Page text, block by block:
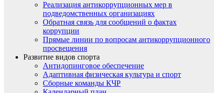
Реализация антикоррупционных мер в
подведомственных организациях
Обратная связь для сообщений о фактах
коррупции
Прямые линии по вопросам антикоррупционного
просвещения
Развитие видов спорта
Антидопинговое обеспечение
Адаптивная физическая культура и спорт
Сборные команды КЧР